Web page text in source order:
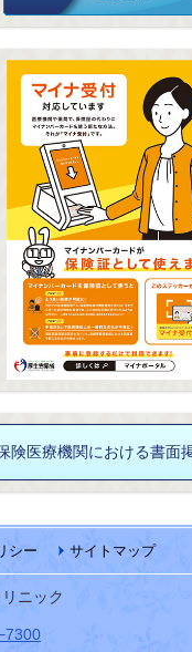
険医療機関における書面
シー サイトマップ
ニック